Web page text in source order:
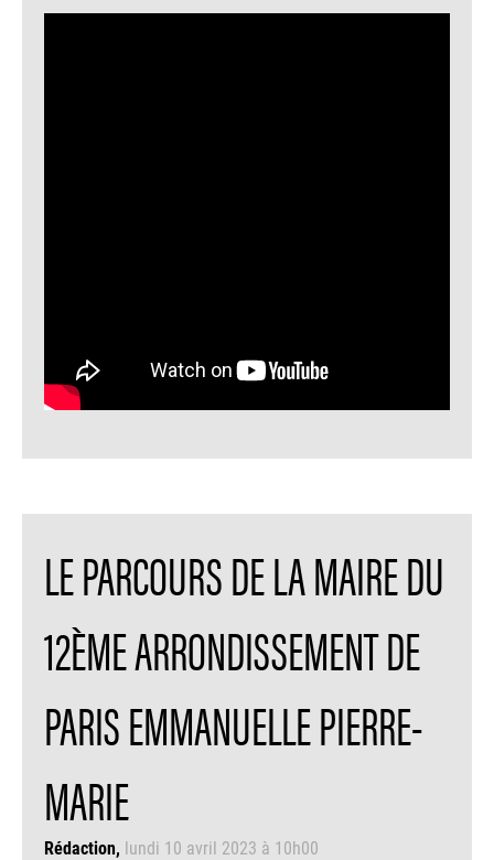
LE PARCOURS DE LA MAIRE DU
12ÈME ARRONDISSEMENT DE
PARIS EMMANUELLE PIERRE-
MARIE
Rédaction lundi 10 avril 2023 à 10h00